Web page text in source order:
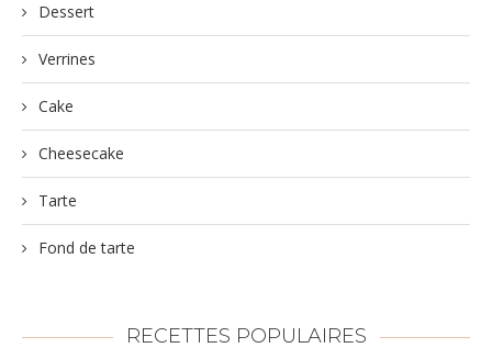
Dessert
Verrines
Cake
Cheesecake
Tarte
Fond de tarte
RECETTES POPULAIRES